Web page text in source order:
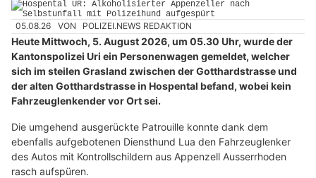
05.08.26 VON POLIZEI.NEWS REDAKTION
Heute Mittwoch, 5. August 2026, um 05.30 Uhr, wurde der
Kantonspolizei Uri ein Personenwagen gemeldet, welcher
sich im steilen Grasland zwischen der Gotthardstrasse und
der alten Gotthardstrasse in Hospental befand, wobei kein
Fahrzeuglenkender vor Ort sei.
Die umgehend ausgerückte Patrouille konnte dank dem
ebenfalls aufgebotenen Diensthund Lua den Fahrzeuglenker
des Autos mit Kontrollschildern aus Appenzell Ausserrhoden
rasch aufspüren.